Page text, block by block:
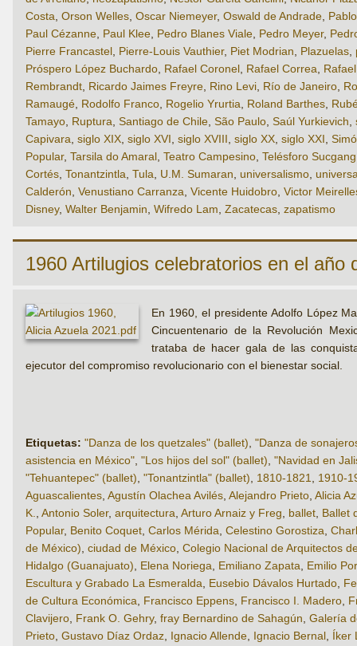
Costa, Orson Welles, Oscar Niemeyer, Oswald de Andrade,
Paul Cézanne, Paul Klee, Pedro Blanes Viale, Pedro Meyer,
Pierre Francastel, Pierre-Louis Vauthier, Piet Modrian, Plazuelas,
Próspero López Buchardo, Rafael Coronel, Rafael Correa,
Rembrandt, Ricardo Jaimes Freyre, Rino Levi, Río de Janeiro,
Ramaugé, Rodolfo Franco, Rogelio Yrurtia, Roland Barthes,
Tamayo, Ruptura, Santiago de Chile, São Paulo, Saúl Yurkievich,
Capivara, siglo XIX, siglo XVI, siglo XVIII, siglo XX, siglo XXI,
Popular, Tarsila do Amaral, Teatro Campesino, Telésforo Sucgang
Cortés, Tonantzintla, Tula, U.M. Sumaran, universalismo,
Calderón, Venustiano Carranza, Vicente Huidobro, Victor
Disney, Walter Benjamin, Wifredo Lam, Zacatecas, zapatismo
1960 Artilugios celebratorios en el año
En 1960, el presidente Adolfo López
Cincuentenario de la Revolución
trataba de hacer gala de las
ejecutor del compromiso revolucionario con el bienestar social.
Etiquetas: "Danza de los quetzales" (ballet) "Danza de
asistencia en México" "Los hijos del sol" (ballet) "Navidad en
"Tehuantepec" (ballet) "Tonantzintla" (ballet) 1810-1821
1910-
Aguascalientes Agustín Olachea Avilés Alejandro Prieto Alicia
K.
Antonio Soler, arquitectura Arturo Arnaiz y Freg ballet Ballet
Popular, Benito Coquet Carlos Mérida Celestino Gorostiza
de México) ciudad de México Colegio Nacional de Arquitectos
Hidalgo (Guanajuato)
Elena Noriega Emiliano Zapata
Emilio
Escultura y Grabado La Esmeralda
Eusebio Dávalos Hurtado
de Cultura Económica
Francisco Eppens Francisco I. Madero
Clavijero Frank O. Gehry, fray Bernardino de Sahagún Galería
Prieto Gustavo Díaz Ordaz Ignacio Allende Ignacio Bernal Íker